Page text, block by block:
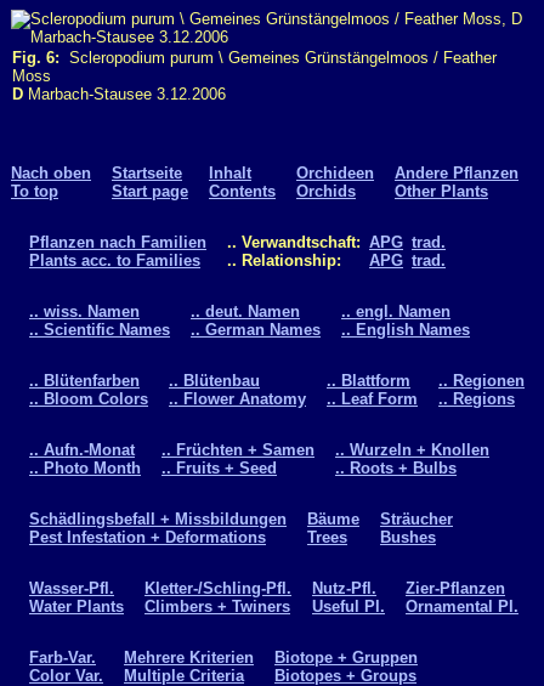
Fig. 6: Scleropodium purum \ Gemeines Grünstängelmoos / Feather
Moss
D Marbach-Stausee 3.12.2006
Nach oben
To top
Startseite
Start page
Inhalt
Contents
Orchideen
Orchids
Andere Pflanzen
Other Plants
Pflanzen nach Familien
Plants acc. to Families
.. Verwandtschaft:
.. Relationship:
APG
APG
trad.
trad.
.. wiss. Namen
.. Scientific Names
.. deut. Namen
.. German Names
.. engl. Namen
.. English Names
.. Blütenfarben
.. Bloom Colors
.. Blütenbau
.. Flower Anatomy
.. Blattform
.. Leaf Form
.. Regionen
.. Regions
.. Aufn.-Monat
.. Photo Month
.. Früchten + Samen
.. Fruits + Seed
.. Wurzeln + Knollen
.. Roots + Bulbs
Schädlingsbefall + Missbildungen
Pest Infestation + Deformations
Bäume
Trees
Sträucher
Bushes
Wasser-Pfl.
Water Plants
Kletter-/Schling-Pfl.
Climbers + Twiners
Nutz-Pfl.
Useful Pl.
Zier-Pflanzen
Ornamental Pl.
Farb-Var.
Color Var.
Mehrere Kriterien
Multiple Criteria
Biotope + Gruppen
Biotopes + Groups